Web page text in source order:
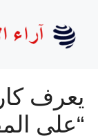
المحتوى
يعرف
“على